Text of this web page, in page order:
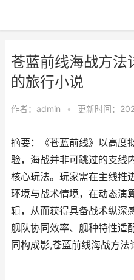
苍蓝前线海战方法
的旅行小说
作者： admin • 更新时间：
摘要：《苍蓝前线》以高度
验，海战并非可跳过的支线
核心玩法。玩家需在主线推
环境与战术情境，在动态演
辑，从而获得具备战术纵深
舰队协同效率、舰种特性适
同构成影,苍蓝前线海战方